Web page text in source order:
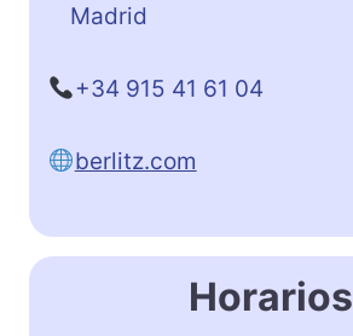
Madrid
+34 915 41 61 04
berlitz.com
Horarios